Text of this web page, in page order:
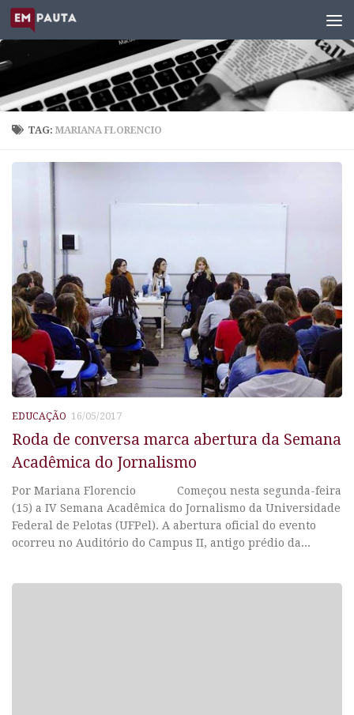
Skip to content
TAG:MARIANA FLORENCIO
EDUCAÇÃO 16/05/2017
Roda de conversa marca abertura da Semana
Acadêmica do Jornalismo
Por Mariana Florencio Começou nesta segunda-feira
(15) a IV Semana Acadêmica do Jornalismo da Universidade
Federal de Pelotas (UFPel). A abertura oficial do evento
ocorreu no Auditório do Campus II, antigo prédio da...